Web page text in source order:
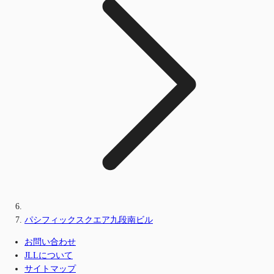
パシフィックスクエア九段南ビル
お問い合わせ
JLLについて
サイトマップ